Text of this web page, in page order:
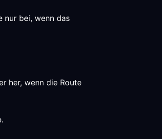
nur bei, wenn das
her, wenn die Route